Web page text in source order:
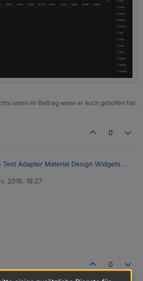
unten im Beitrag wenn er euch geholfen hat.
0
Test Adapter Material Design Widgets
kann man die breite der einzelnen
Also bei mir 10
2019, 19:27
0